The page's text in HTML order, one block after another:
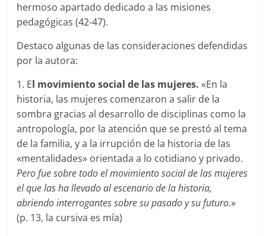
hermoso apartado dedicado a las misiones
pedagógicas (42-47).
Destaco algunas de las consideraciones defendidas
por la autora:
1. El movimiento social de las mujeres. «En la
historia, las mujeres comenzaron a salir de la
sombra gracias al desarrollo de disciplinas como la
antropología, por la atención que se prestó al tema
de la familia, y a la irrupción de la historia de las
«mentalidades» orientada a lo cotidiano y privado.
Pero fue sobre todo el movimiento social de las mujeres
el que las ha llevado al escenario de la historia,
abriendo interrogantes sobre su pasado y su futuro.»
(p. 13, la cursiva es mía)